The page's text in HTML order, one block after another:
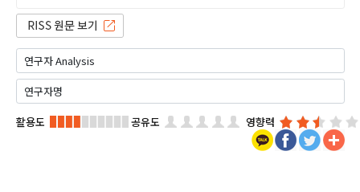
활용도 공유도 영향력